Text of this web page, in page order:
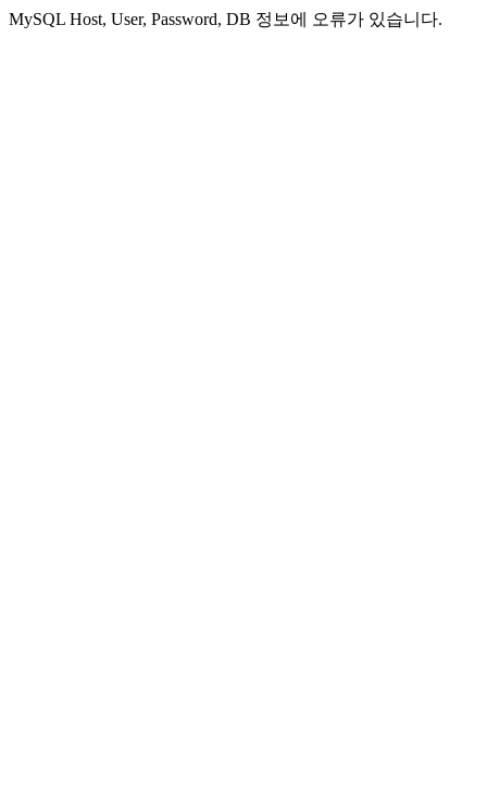
MySQL Host, User, Password, DB 정보에 오류가 있습니다.